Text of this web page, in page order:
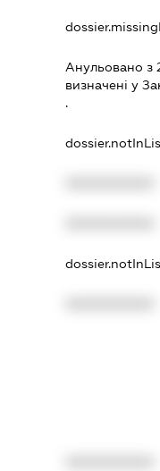
Анульовано з
визначенi у
.